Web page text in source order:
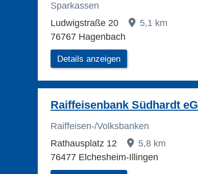
Sparkassen
Ludwigstraße 20
5,1 km
76767 Hagenbach
Details anzeigen
Raiffeisenbank Südhardt eG
Raiffeisen-/Volksbanken
Rathausplatz 12
5,8 km
76477 Elchesheim-Illingen